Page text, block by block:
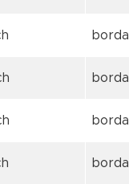
borda
borda
borda
borda